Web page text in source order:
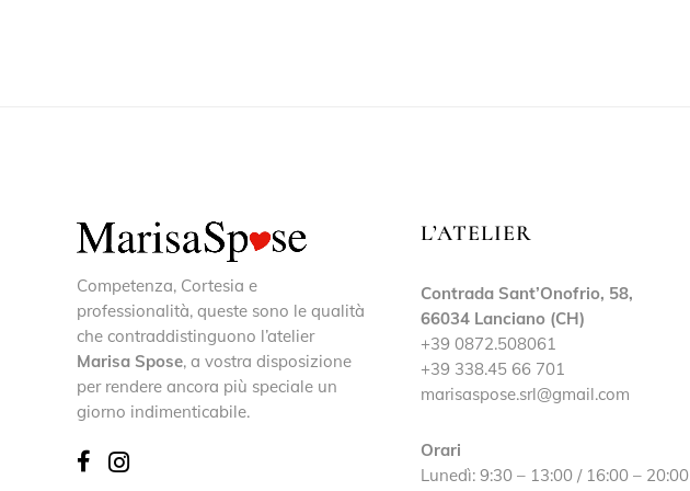
Competenza, Cortesia e
professionalità, queste sono le qualità
che contraddistinguono l’atelier
Marisa Spose, a vostra disposizione
per rendere ancora più speciale un
giorno indimenticabile.
L’ATELIER
Contrada Sant’Onofrio, 58,
66034 Lanciano (CH)
+39 0872.508061
+39 338.45 66 701
marisaspose.srl@gmail.com
Orari
Lunedì: 9:30 – 13:00 / 16:00 – 20:00